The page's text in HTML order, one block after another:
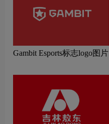
Gambit Esports标志logo图片